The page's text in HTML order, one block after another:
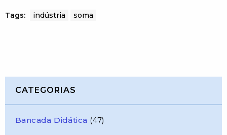
Tags: indústria soma
CATEGORIAS
Bancada Didática (47)